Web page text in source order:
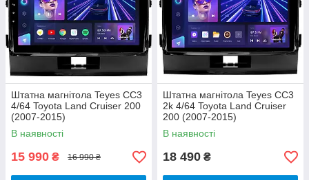
Штатна магнітола Teyes CC3
4/64 Toyota Land Cruiser 200
(2007-2015)
В наявності
15 990 ₴ 16 990 ₴
Штатна магнітола Teyes CC3
2k 4/64 Toyota Land Cruiser
200 (2007-2015)
В наявності
18 490 ₴